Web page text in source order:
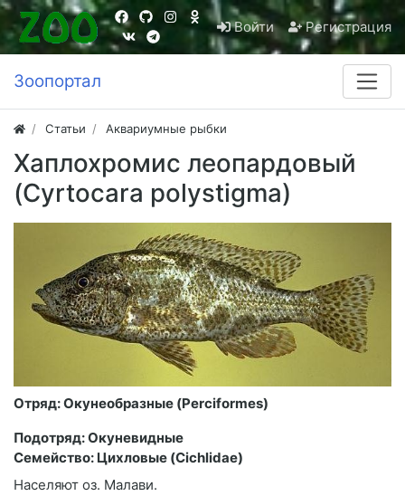
Войти Регистрация
Зоопортал
Статьи Аквариумные рыбки
Хаплохромис леопардовый
(Cyrtocara polystigma)
Отряд: Окунеобразные (Perciformes)
Подотряд: Окуневидные
Семейство: Цихловые (Cichlidae)
Населяют оз. Малави.